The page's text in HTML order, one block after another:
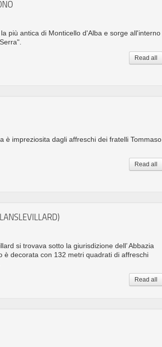
più antica di Monticello d'Alba e sorge all'interno
Read all
è impreziosita dagli affreschi dei fratelli Tommaso
Read all
si trovava sotto la giurisdizione dell’ Abbazia
è decorata con 132 metri quadrati di affreschi
Read all